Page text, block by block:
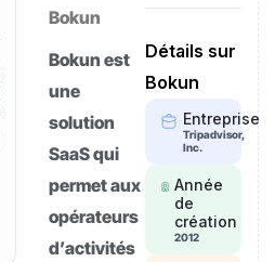
Bokun
Bokun est
une
solution
SaaS qui
permet aux
opérateurs
d’activités
Détails sur
Bokun
Entreprise
Tripadvisor,
Inc.
Année
de
création
2012